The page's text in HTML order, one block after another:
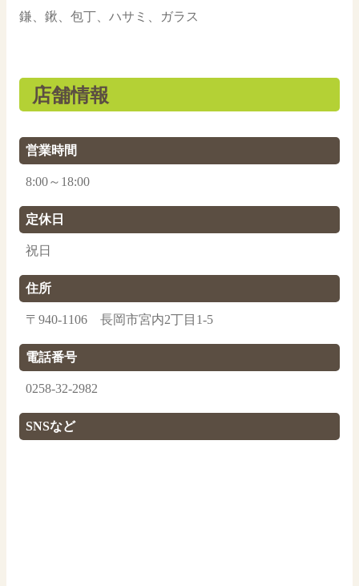
鎌、鍬、包丁、ハサミ、ガラス
店舗情報
営業時間
8:00～18:00
定休日
祝日
住所
〒940-1106 長岡市宮内2丁目1-5
電話番号
0258-32-2982
SNSなど